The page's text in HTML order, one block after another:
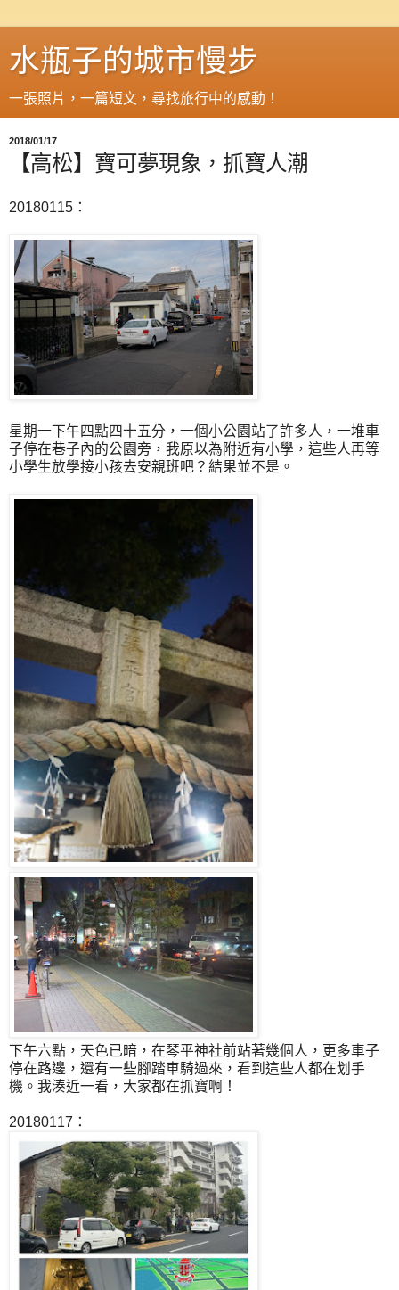
水瓶子的城市慢步
一張照片，一篇短文，尋找旅行中的感動！
2018/01/17
【高松】寶可夢現象，抓寶人潮
20180115：
星期一下午四點四十五分，一個小公園站了許多人，一堆車
子停在巷子內的公園旁，我原以為附近有小學，這些人再等
小學生放學接小孩去安親班吧？結果並不是。
下午六點，天色已暗，在琴平神社前站著幾個人，更多車子
停在路邊，還有一些腳踏車騎過來，看到這些人都在划手
機。我湊近一看，大家都在抓寶啊！
20180117：